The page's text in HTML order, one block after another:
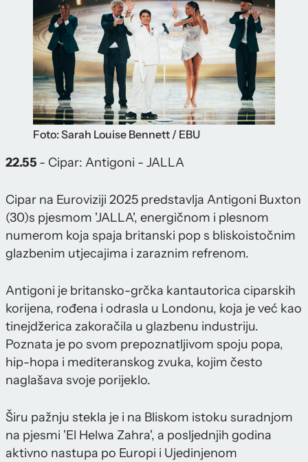
Foto: Sarah Louise Bennett / EBU
22.55 - Cipar: Antigoni - JALLA
Cipar na Euroviziji 2025 predstavlja Antigoni Buxton
(30)s pjesmom 'JALLA', energičnom i plesnom
numerom koja spaja britanski pop s bliskoistočnim
glazbenim utjecajima i zaraznim refrenom.
Antigoni je britansko-grčka kantautorica ciparskih
korijena, rođena i odrasla u Londonu, koja je već kao
tinejdžerica zakoračila u glazbenu industriju.
Poznata je po svom prepoznatljivom spoju popa,
hip-hopa i mediteranskog zvuka, kojim često
naglašava svoje porijeklo.
Širu pažnju stekla je i na Bliskom istoku suradnjom
na pjesmi 'El Helwa Zahra', a posljednjih godina
aktivno nastupa po Europi i Ujedinjenom